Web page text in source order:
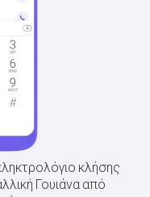
κλήσης
Γουιάνα από